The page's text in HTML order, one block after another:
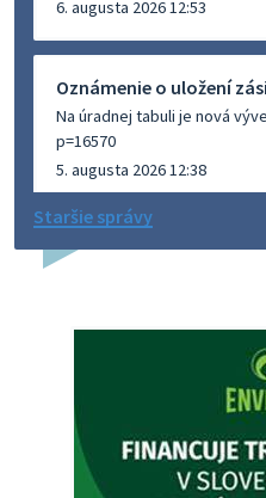
6. augusta 2026 12:53
Oznámenie o uložení
Na úradnej tabuli je nová
p=16570
5. augusta 2026 12:38
Dovolenka - MUDr.
budeZATVORENÁ z dôvodu
prípady bude riešiť
Zajtrajší zvoz odpadu
Vážený občan, zajtra 5. 8. sa
Staršie správy